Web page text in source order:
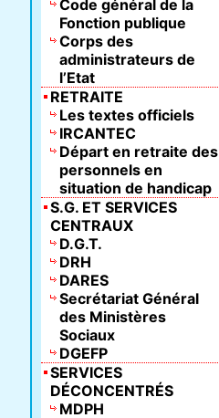
Code général de la
Fonction publique
Corps des
administrateurs de
l’Etat
RETRAITE
Les textes officiels
IRCANTEC
Départ en retraite des
personnels en
situation de handicap
S.G. ET SERVICES
CENTRAUX
D.G.T.
DRH
DARES
Secrétariat Général
des Ministères
Sociaux
DGEFP
SERVICES
DÉCONCENTRÉS
MDPH